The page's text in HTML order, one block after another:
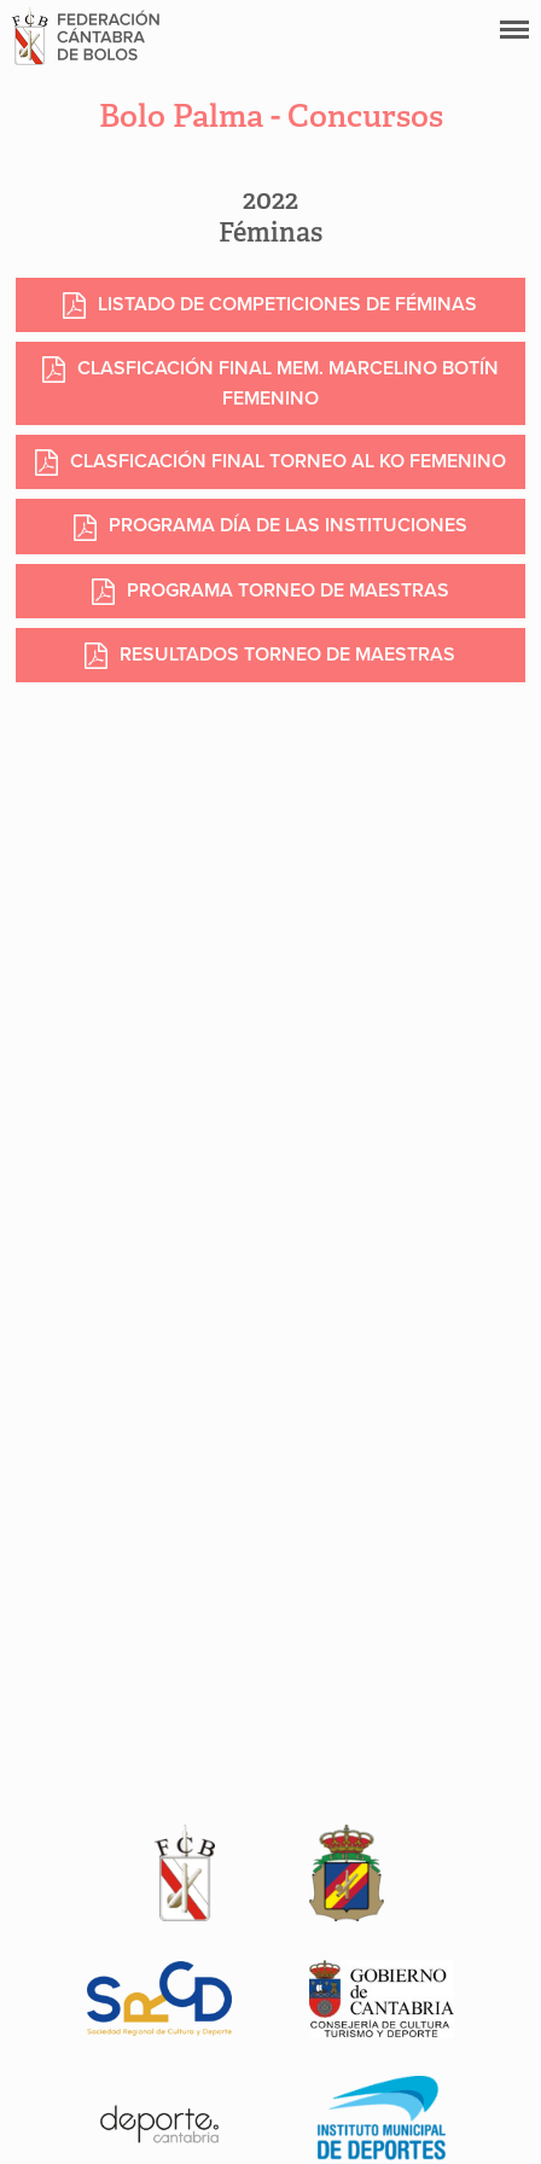
Bolo Palma - Concursos
2022
Féminas
LISTADO DE COMPETICIONES DE FÉMINAS
CLASFICACIÓN FINAL MEM. MARCELINO BOTÍN
FEMENINO
CLASFICACIÓN FINAL TORNEO AL KO FEMENINO
PROGRAMA DÍA DE LAS INSTITUCIONES
PROGRAMA TORNEO DE MAESTRAS
RESULTADOS TORNEO DE MAESTRAS